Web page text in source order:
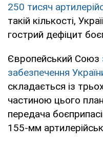
250 тисяч
такій кількості,
гострий дефіцит
Європейський Союз
забезпечення
складається із
частиною цього
передача
155-мм